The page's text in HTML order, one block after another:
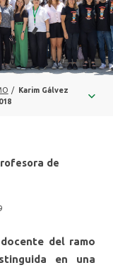
/ Karim Gálvez
de
del ramo
en una